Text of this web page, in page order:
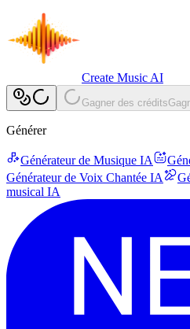
Create Music AI
Gagner des crédits
Générer
Générateur de Musique IA
Générateur de Voix Chantée IA
musical IA